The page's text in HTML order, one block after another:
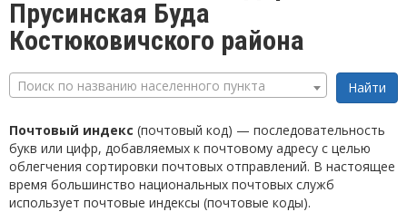
Прусинская Буда
Костюковичского района
Поиск по названию населенного пункта
Почтовый индекс (почтовый код) — последовательность
букв или цифр, добавляемых к почтовому адресу с целью
облегчения сортировки почтовых отправлений. В настоящее
время большинство национальных почтовых служб
использует почтовые индексы (почтовые коды).